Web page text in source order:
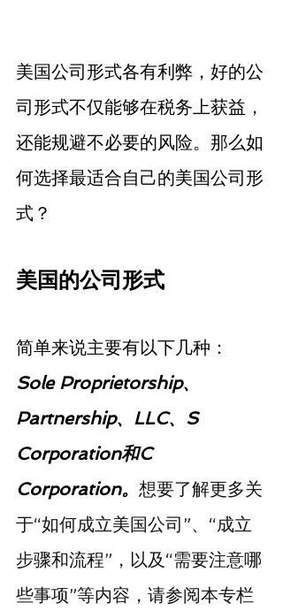
美国公司形式各有利弊，好的公
司形式不仅能够在税务上获益，
还能规避不必要的风险。那么如
何选择最适合自己的美国公司形
式？
美国的公司形式
简单来说主要有以下几种：
Sole Proprietorship、
Partnership、LLC、S
Corporation和C
Corporation。 想要了解更多关
于“如何成立美国公司”、“成立
步骤和流程”，以及“需要注意哪
些事项”等内容，请参阅本专栏